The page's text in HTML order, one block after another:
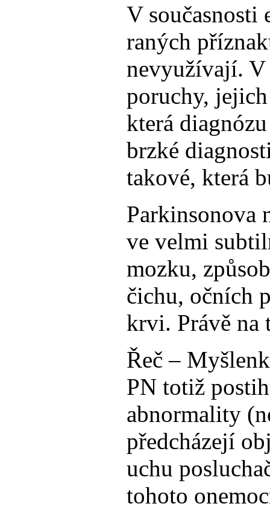
V současnosti
raných
nevyužívají. V
poruchy,
která
brzké
takové, která
Parkinsonova
ve velmi
mozku,
čichu, očních
krvi. Právě na
Řeč –
PN totiž
abnormality
předcházejí
uchu
tohoto